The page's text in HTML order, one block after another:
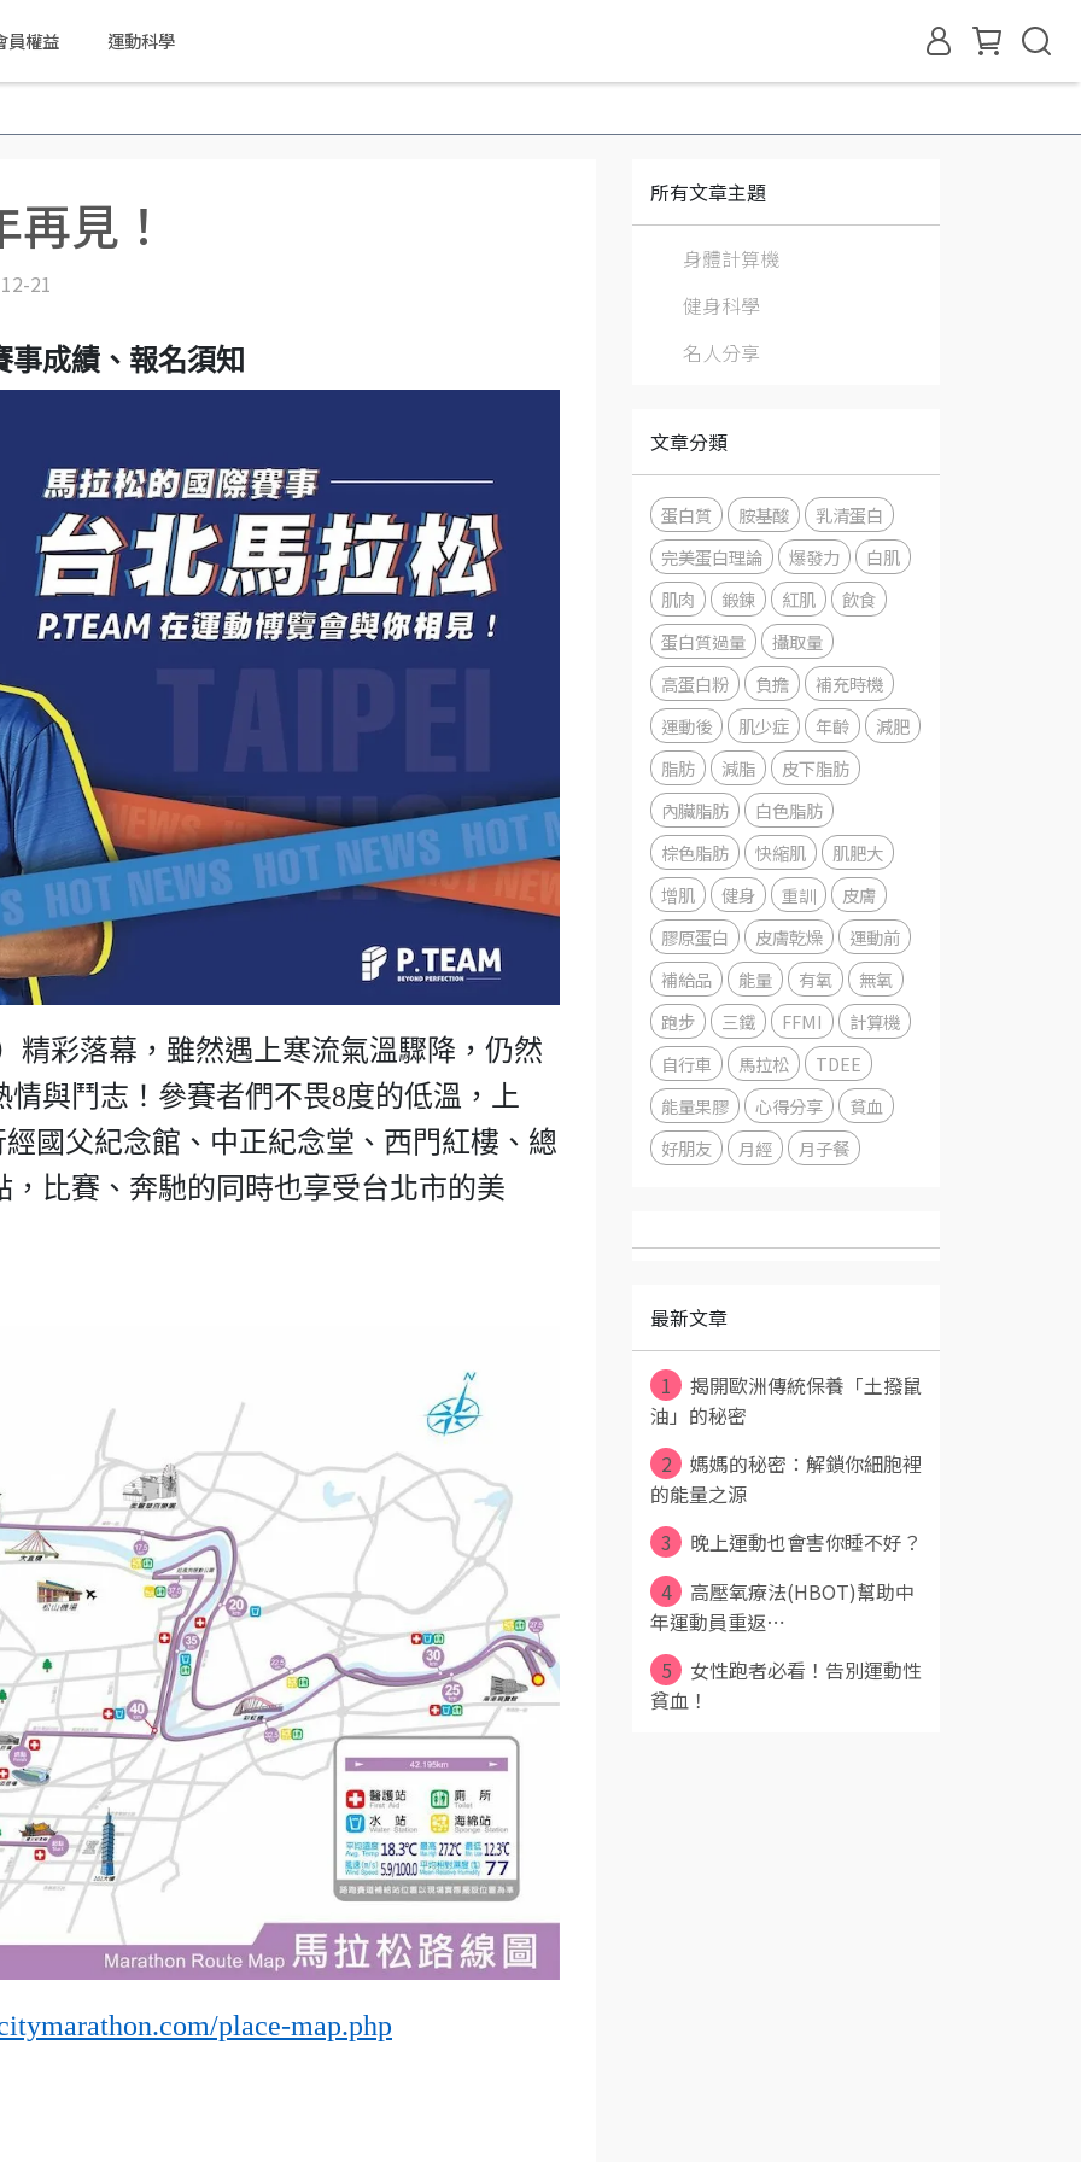
員權益 運動科學
見！
21
成績、報名須知
精彩落幕，雖然遇上寒流氣溫驟降，仍然
與鬥志！參賽者們不畏8度的低溫，上
國父紀念館、中正紀念堂、西門紅樓、總
比賽、奔馳的同時也享受台北市的美
place-map.php
所有文章主題
身體計算機
健身科學
名人分享
文章分類
蛋白質 胺基酸
乳清蛋白
完美蛋白理論
爆發力
白肌
肌肉
鍛鍊 紅肌
飲食
蛋白質過量
攝取量
高蛋白粉
負擔
補充時機
運動後
肌少症 年齡
減肥
脂肪
減脂
皮下脂肪
內臟脂肪
白色脂肪
棕色脂肪
快縮肌
肌肥大
增肌
健身 重訓
皮膚
膠原蛋白
皮膚乾燥
運動前
補給品
能量 有氧
無氧
跑步
三鐵 FFMI
計算機
自行車
馬拉松
TDEE
能量果膠
心得分享
貧血
好朋友
月經 月子餐
最新文章
1
揭開歐洲傳統保養「土撥鼠
油」的秘密
2
媽媽的秘密：解鎖你細胞裡
的能量之源
3
晚上運動也會害你睡不好？
4
高壓氧療法(HBOT)幫助中
年運動員重返⋯
5
女性跑者必看！告別運動性
貧血！